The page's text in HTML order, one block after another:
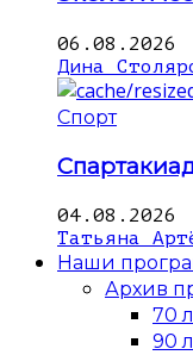
06.08.2026
Дина
Спорт
04.08.2026
Татьяна
Наши
Архив
70
90